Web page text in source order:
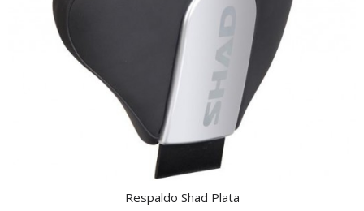
Respaldo Shad Plata